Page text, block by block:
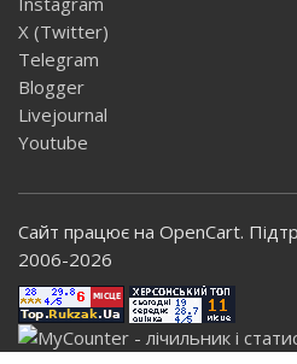
X (Twitter)
Telegram
Blogger
Livejournal
Youtube
Сайт працює на OpenCart.
2006-2026